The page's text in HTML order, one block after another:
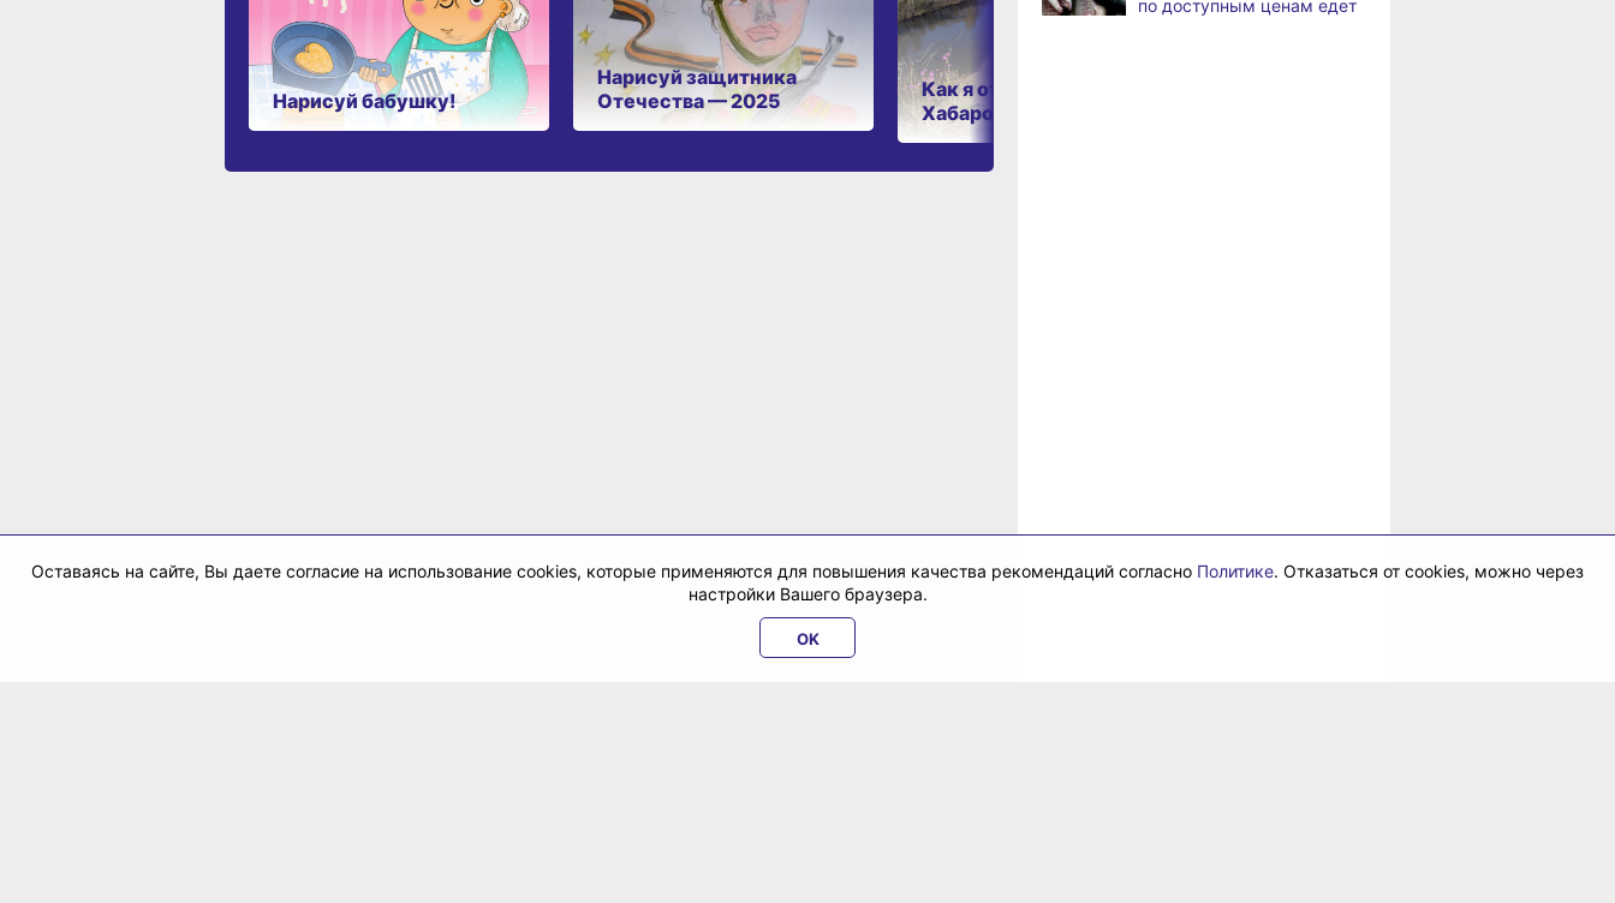
Нарисуй бабушку!
Нарисуй защитника
Отечества — 2025
Как я отдыхаю в
Хабаровском крае
по доступным ценам едет
Оставаясь на сайте, Вы даете согласие на использование cookies, которые применяются для повышения качества рекомендаций согласно Политике. Отказаться от cookies, можно через
настройки Вашего браузера.
OK